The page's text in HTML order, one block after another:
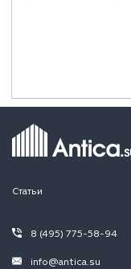
Статьи
8 (495) 775-58-94
info@antica.su